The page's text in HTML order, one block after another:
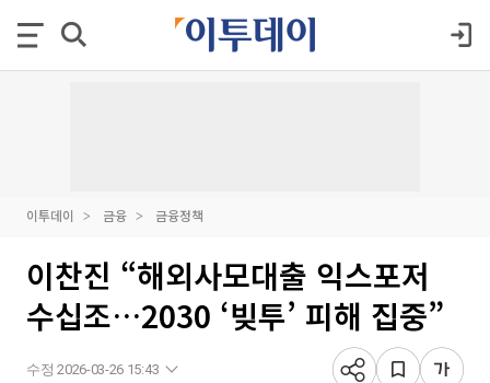
이투데이 금융 금융정책
이찬진 “해외사모대출 익스포저
수십조…2030 ‘빚투’ 피해 집중”
수정 2026-03-26 15:43